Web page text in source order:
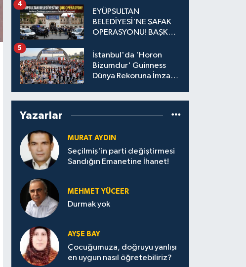
EYÜPSULTAN
BELEDİYESİ'NE ŞAFAK
OPERASYONU! BAŞKAN
KALEM MÜDÜRÜ
GÖZALTINDA
4
İstanbul'da 'Horon
Bizumdur' Guinness
Dünya Rekoruna İmza
5
Yazarlar
MURAT AYDIN
Seçilmiş'in parti değiştirmesi
Sandığın Emanetine İhanet!
MEHMET YÜCEER
Durmak yok
AYŞE BAY
Çocuğumuza, doğruyu yanlışı
en uygun nasıl öğretebiliriz?